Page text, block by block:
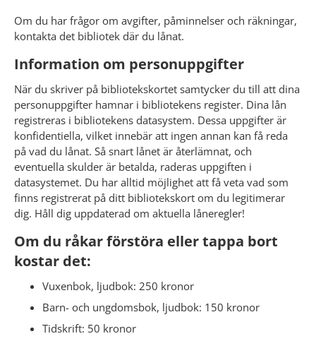
Om du har frågor om avgifter, påminnelser och räkningar,
kontakta det bibliotek där du lånat.
Information om personuppgifter
När du skriver på bibliotekskortet samtycker du till att dina
personuppgifter hamnar i bibliotekens register. Dina lån
registreras i bibliotekens datasystem. Dessa uppgifter är
konfidentiella, vilket innebär att ingen annan kan få reda
på vad du lånat. Så snart lånet är återlämnat, och
eventuella skulder är betalda, raderas uppgiften i
datasystemet. Du har alltid möjlighet att få veta vad som
finns registrerat på ditt bibliotekskort om du legitimerar
dig. Håll dig uppdaterad om aktuella låneregler!
Om du råkar förstöra eller tappa bort
kostar det:
Vuxenbok, ljudbok: 250 kronor
Barn- och ungdomsbok, ljudbok: 150 kronor
Tidskrift: 50 kronor